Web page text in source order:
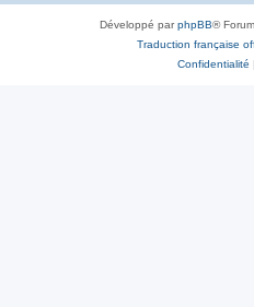
Développé parphpBB®
Traduction française
Confidentialité